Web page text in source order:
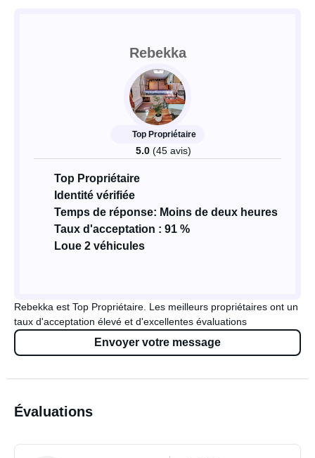
Rebekka
Top Propriétaire
5.0 (45 avis)
Top Propriétaire
Identité vérifiée
Temps de réponse: Moins de deux heures
Taux d'acceptation : 91 %
Loue 2 véhicules
Rebekka est Top Propriétaire. Les meilleurs propriétaires ont un
taux d'acceptation élevé et d'excellentes évaluations
Envoyer votre message
Évaluations